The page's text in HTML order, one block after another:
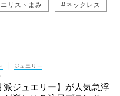
リストまみ #ネックレス
#イヤーカフ
ジュエリー
派ジュエリー】が人気急浮